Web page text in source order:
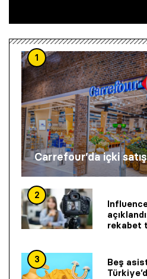
1
Carrefour’da içki
2
rekabet
3
Beş